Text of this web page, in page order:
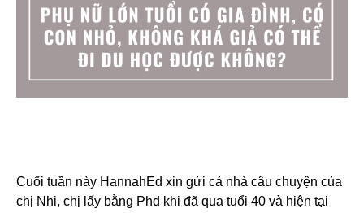
Cuối tuần này HannahEd xin gửi cả nhà câu chuyện của
chị Nhi, chị lấy bằng Phd khi đã qua tuổi 40 và hiện tại